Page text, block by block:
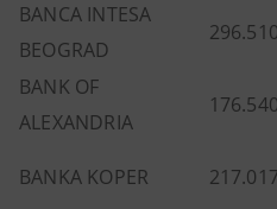
BANCA INTESA
BEOGRAD
296.510
BANK OF
ALEXANDRIA
176.540
BANKA KOPER 217.017